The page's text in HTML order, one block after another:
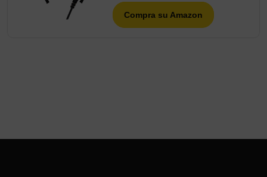
Compra su Amazon